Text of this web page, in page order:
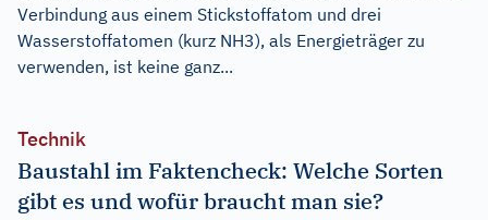
Verbindung aus einem Stickstoffatom und drei
Wasserstoffatomen (kurz NH3), als Energieträger zu
verwenden, ist keine ganz...
Technik
Baustahl im Faktencheck: Welche Sorten
gibt es und wofür braucht man sie?